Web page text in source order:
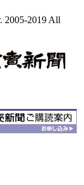
2005-2019 All